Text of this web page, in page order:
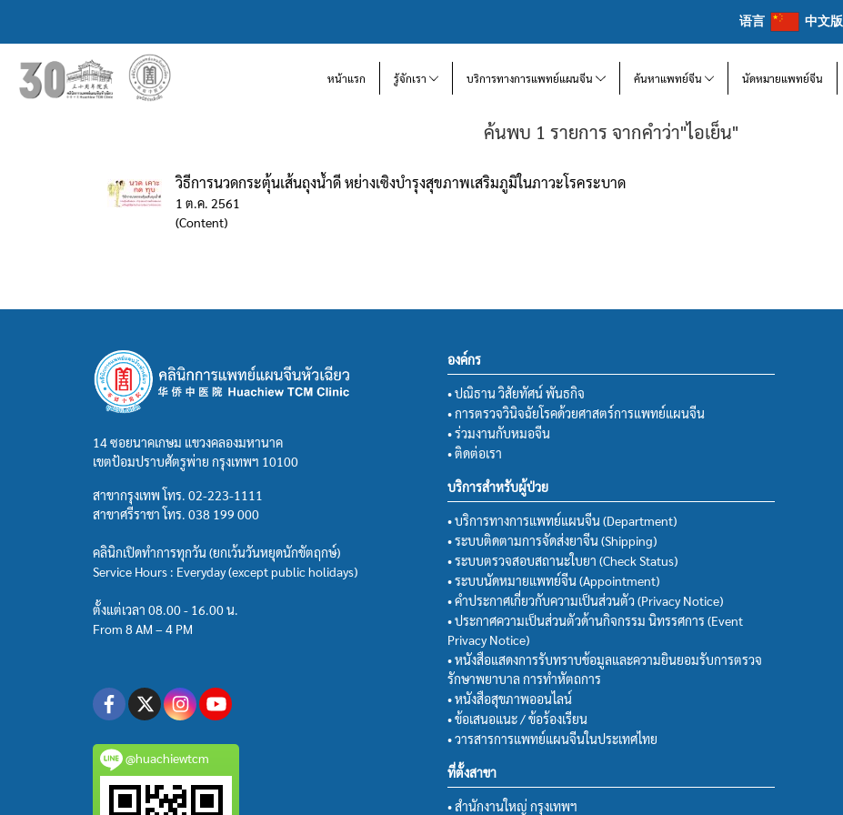
语言 中文版
หน้าแรก รู้จักเรา บริการทางการแพทย์แผนจีน ค้นหาแพทย์จีน นัดหมายแพทย์จีน
ค้นพบ 1 รายการ จากคำว่า"ไอเย็น"
วิธีการนวดกระตุ้นเส้นถุงน้ำดี หย่างเซิงบำรุงสุขภาพเสริมภูมิในภาวะโรคระบาด
1 ต.ค. 2561
(Content)
14 ซอยนาคเกษม แขวงคลองมหานาค
เขตป้อมปราบศัตรูพ่าย กรุงเทพฯ 10100
สาขากรุงเทพ โทร. 02-223-1111
สาขาศรีราชา โทร. 038 199 000
คลินิกเปิดทำการทุกวัน (ยกเว้นวันหยุดนักขัตฤกษ์)
Service Hours : Everyday (except public holidays)
ตั้งแต่เวลา 08.00 - 16.00 น.
From 8 AM – 4 PM
@huachiewtcm
องค์กร
• ปณิธาน วิสัยทัศน์ พันธกิจ
• การตรวจวินิจฉัยโรคด้วยศาสตร์การแพทย์แผนจีน
• ร่วมงานกับหมอจีน
• ติดต่อเรา
บริการสำหรับผู้ป่วย
• บริการทางการแพทย์แผนจีน (Department)
• ระบบติดตามการจัดส่งยาจีน (Shipping)
• ระบบตรวจสอบสถานะใบยา (Check Status)
• ระบบนัดหมายแพทย์จีน (Appointment)
• คำประกาศเกี่ยวกับความเป็นส่วนตัว (Privacy Notice)
• ประกาศความเป็นส่วนตัวด้านกิจกรรม นิทรรศการ (Event
Privacy Notice)
• หนังสือแสดงการรับทราบข้อมูลและความยินยอมรับการตรวจ
รักษาพยาบาล การทำหัตถการ
• หนังสือสุขภาพออนไลน์
• ข้อเสนอแนะ / ข้อร้องเรียน
• วารสารการแพทย์แผนจีนในประเทศไทย
ที่ตั้งสาขา
• สำนักงานใหญ่ กรุงเทพฯ